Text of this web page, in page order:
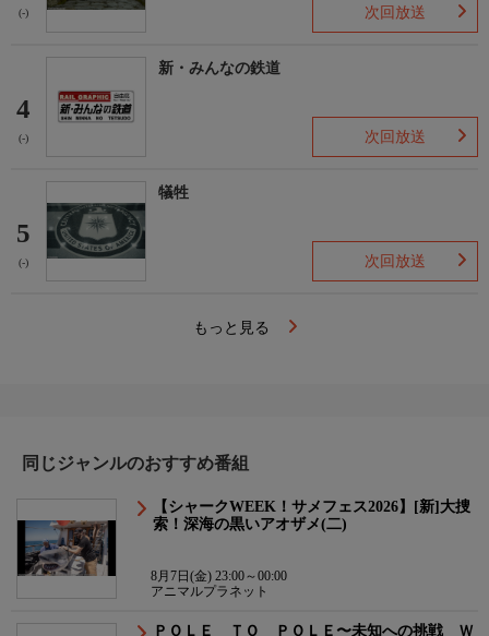
(-) 次回放送
4
(-)
新・みんなの鉄道
次回放送
5
(-)
犠牲
次回放送
もっと見る
同じジャンルのおすすめ番組
【シャークWEEK！サメフェス2026】[新]大捜
索！深海の黒いアオザメ(二)
8月7日(金) 23:00～00:00
アニマルプラネット
ＰＯＬＥ ＴＯ ＰＯＬＥ〜未知への挑戦 Ｗ